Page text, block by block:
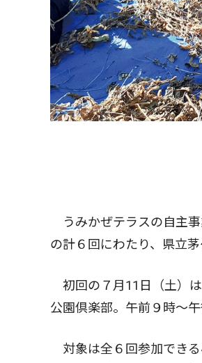
うみかぜテラスの自主
の計６回にわたり、県立
初回の７月11日（土）
公園倶楽部。午前９時〜
対象は全６回参加できる